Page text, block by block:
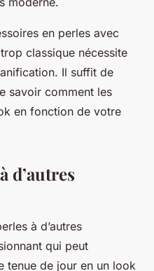
en perles avec
classique nécessite
Il suffit de
savoir comment les
en fonction de votre
d’autres
à d’autres
qui peut
tenue de jour en un look